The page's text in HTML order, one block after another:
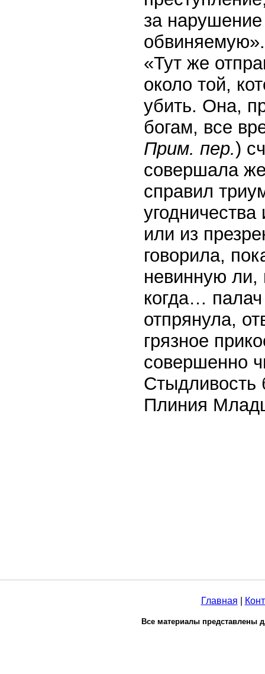
за
«Тут же
около той,
убить. Она,
богам, все
Прим. пер.)
совершала
справил
или из
говорила,
невинную ли,
когда… палач
отпрянула,
грязное
совершенно
Плиния
Главная
Все материалы представлены